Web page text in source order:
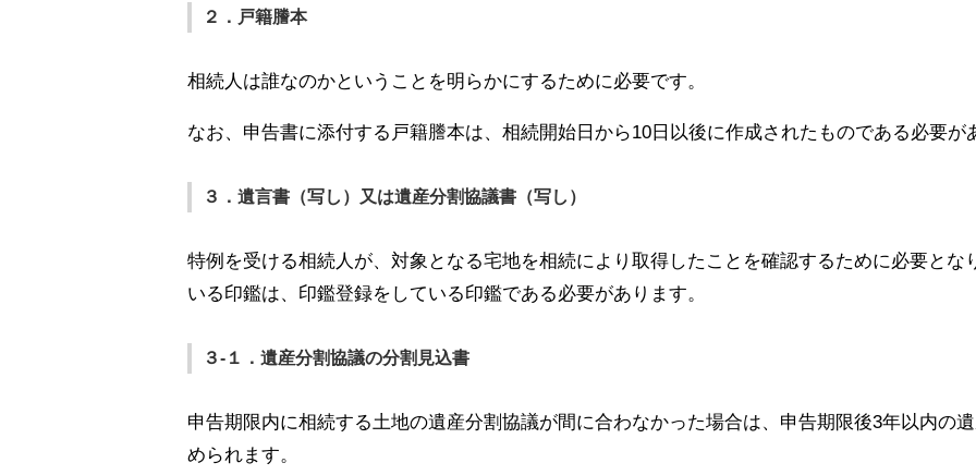
２．戸籍謄本
相続人は誰なのかということを明らかにするために必要です。
なお、申告書に添付する戸籍謄本は、相続開始日から10日以後に作成されたものである必要が
３．遺言書（写し）又は遺産分割協議書（写し）
特例を受ける相続人が、対象となる宅地を相続により取得したことを確認するために必要とな
いる印鑑は、印鑑登録をしている印鑑である必要があります。
３-１．遺産分割協議の分割見込書
申告期限内に相続する土地の遺産分割協議が間に合わなかった場合は、申告期限後3年以内の
められます。